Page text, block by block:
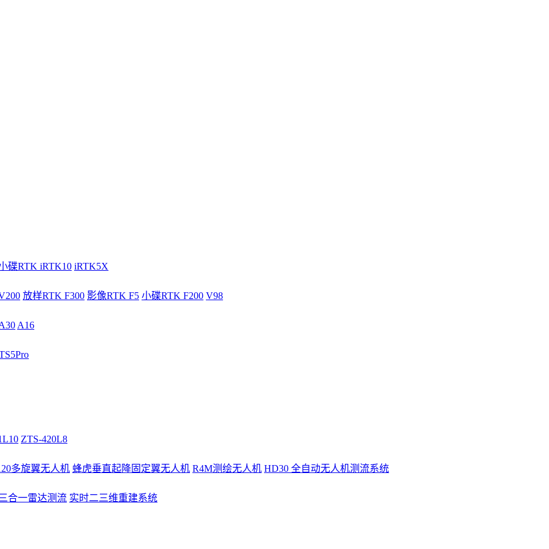
碟RTK iRTK10 iRTK5X
放样RTK F300 影像RTK F5 小碟RTK F200 V98
A16
ZTS-420L8
多旋翼无人机 蜂虎垂直起降固定翼无人机 R4M测绘无人机 HD30 全自动无人机测流系统
合一雷达测流 实时二三维重建系统